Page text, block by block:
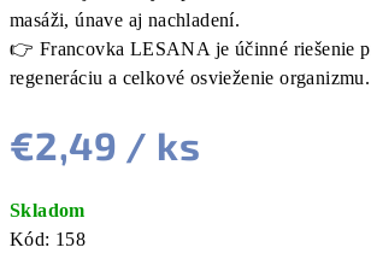
masáži, únave aj nachladení.
👉 Francovka LESANA je účinné riešenie
regeneráciu a celkové osvieženie organizmu.
€2,49 / ks
cena:
Skladom
Kód: 158